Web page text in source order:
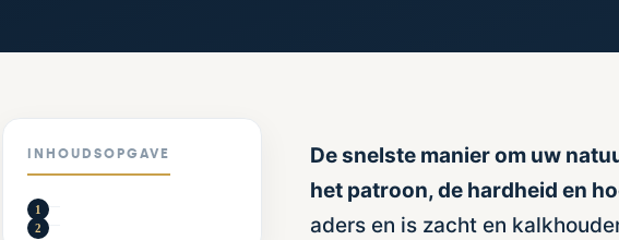
INHOUDSOPGAVE
De snelste manier om uw
het patroon, de hardheid en
aders en is zacht en